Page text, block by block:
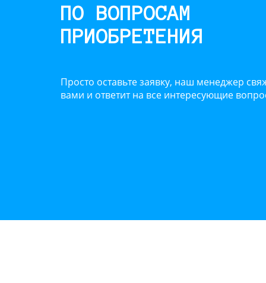
ПО ВОПРОСАМ
ПРИОБРЕТЕНИЯ
Просто оставьте заявку, наш менеджер
вами и ответит на все интересующие